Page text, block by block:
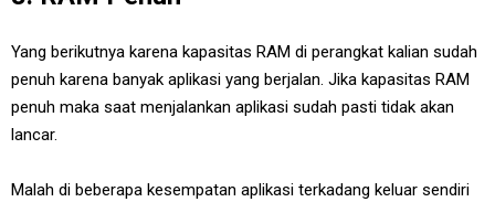
Yang berikutnya karena kapasitas RAM di perangkat kalian sudah
penuh karena banyak aplikasi yang berjalan. Jika kapasitas RAM
penuh maka saat menjalankan aplikasi sudah pasti tidak akan
lancar.
Malah di beberapa kesempatan aplikasi terkadang keluar sendiri